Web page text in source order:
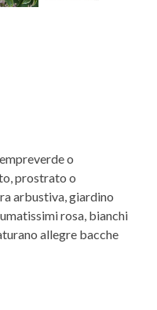
o
prostrato o
arbustiva, giardino
rosa, bianchi
allegre bacche